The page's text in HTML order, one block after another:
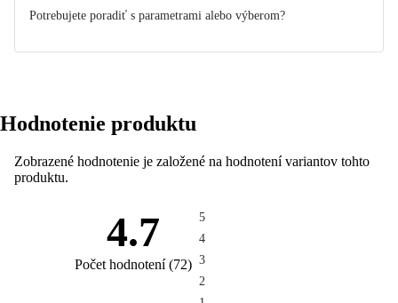
Vzorka čalúnenia BROWN 715
Objednajte si vzorku až domov.
NOVÉ
Produkty s týmto poťahom.
Potrebujete poradiť s parametrami alebo výberom?
Hodnotenie produktu
Zobrazené hodnotenie je založené na hodnotení variantov tohto
produktu.
4.7
Počet hodnotení(72)
5
4
3
2